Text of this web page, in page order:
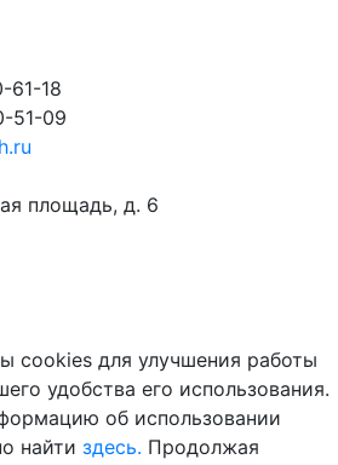
61-18
51-09
площадь, д. 6
cookies для улучшения работы
удобства его использования.
об использовании
найти здесь. Продолжая